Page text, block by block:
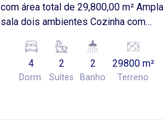
com área total de 29,800,00 m² Ampla
sala dois ambientes Cozinha com
2 banheiros sociais Área de serviço
Espaço com churrasqueira integrada
Piscina Região com muita área verde
4
Dorm.
2
Suítes
2
Banho
29800 m²
Terreno